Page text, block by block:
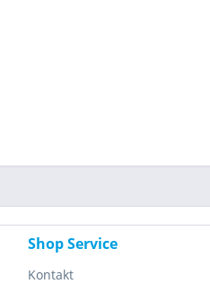
Shop Service
Kontakt